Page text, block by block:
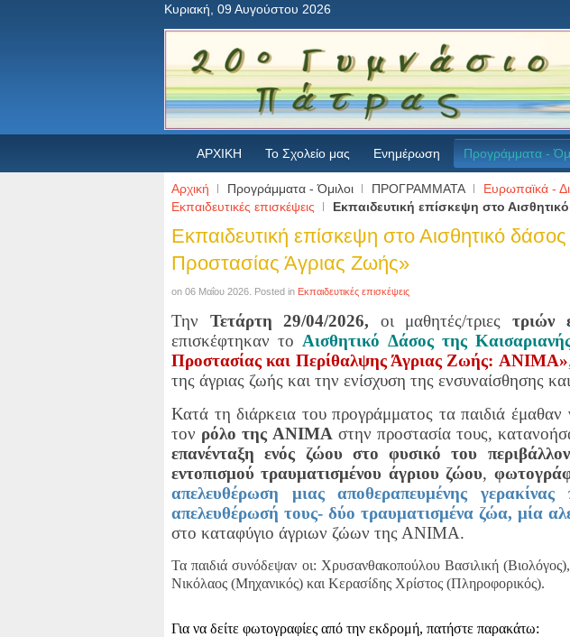
Κυριακή, 09 Αυγούστου 2026
ΑΡΧΙΚΗ Το Σχολείο μας Ενημέρωση Προγράμματα -
Αρχική Προγράμματα - Όμιλοι ΠΡΟΓΡΑΜΜΑΤΑ Ευρωπαϊκά -
Εκπαιδευτικές επισκέψεις
Εκπαιδευτική επίσκεψη στο
Εκπαιδευτική επίσκεψη στο Αισθητικό
Προστασίας Άγριας Ζωής»
on 06 Μαΐου 2026 . Posted in Εκπαιδευτικές επισκέψεις
Την Τετάρτη 29/04/2026, οι μαθητές/τριες τριών
επισκέφτηκαν το Αισθητικό Δάσος της
Προστασίας και Περίθαλψης Άγριας Ζωής: AΝΙΜΑ»
της άγριας ζωής και την ενίσχυση της ενσυναίσθησης
Κατά τη διάρκεια του προγράμματος τα παιδιά
τον ρόλο της ΑΝΙΜΑ στην προστασία τους,
επανένταξη ενός ζώου στο φυσικό του περιβάλλον
εντοπισμού τραυματισμένου άγριου ζώου,
απελευθέρωση μιας αποθεραπευμένης
απελευθέρωσή τους- δύο τραυματισμένα ζώα, μία
στο καταφύγιο άγριων ζώων της ΑΝΙΜΑ.
Τα παιδιά συνόδεψαν οι: Χρυσανθακοπούλου Βασιλική
Νικόλαος (Μηχανικός) και Κερασίδης Χρίστος (Πληροφορικός).
Για να δείτε φωτογραφίες από την εκδρομή, πατήστε παρακάτω: